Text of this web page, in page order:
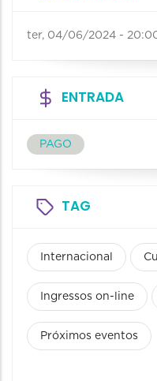
ter, 04/06/2024 -
ENTRADA
PAGO
TAG
Internacional
Ingressos on-line
Próximos eventos